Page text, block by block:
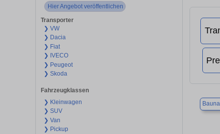
Hier Angebot veröffentlichen
Transporter
❯ VW
❯ Dacia
❯ Fiat
❯ IVECO
❯ Peugeot
❯ Skoda
Fahrzeugklassen
❯ Kleinwagen
❯ SUV
❯ Van
❯ Pickup